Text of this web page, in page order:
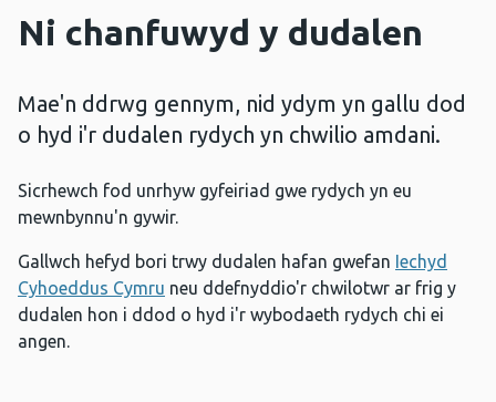
Ni chanfuwyd y dudalen
Mae'n ddrwg gennym, nid ydym yn gallu dod
o hyd i'r dudalen rydych yn chwilio amdani.
Sicrhewch fod unrhyw gyfeiriad gwe rydych yn eu
mewnbynnu'n gywir.
Gallwch hefyd bori trwy dudalen hafan gwefan Iechyd
Cyhoeddus Cymru neu ddefnyddio'r chwilotwr ar frig y
dudalen hon i ddod o hyd i'r wybodaeth rydych chi ei
angen.